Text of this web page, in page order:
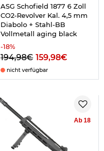
ASG Schofield 1877 6 Zoll
CO2-Revolver Kal. 4,5 mm
Diabolo + Stahl-BB
Vollmetall aging black
-18%
194,98€ 159,98€
nicht verfügbar
Ab 18